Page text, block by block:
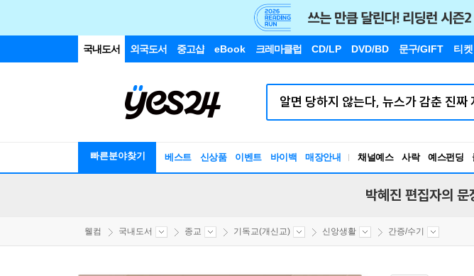
국내도서 외국도서 중고샵 eBook 크레마클럽 CD/LP DVD/BD 문구/GIFT 티켓
빠른분야찾기 베스트 신상품 이벤트 바이백 매장안내 채널예스 사락 예스펀딩
박혜진 편집자의 문
웰컴 국내도서 종교 기독교(개신교) 신앙생활 간증/수기